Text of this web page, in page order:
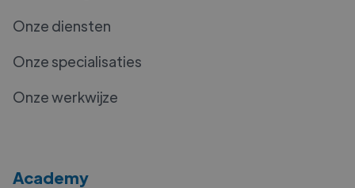
Onze diensten
Onze specialisaties
Onze werkwijze
Academy